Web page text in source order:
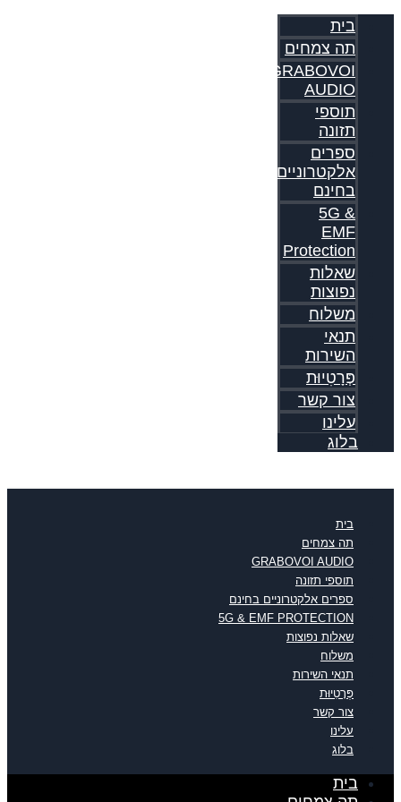
בית
תה צמחים
GRABOVOI
AUDIO
תוספי
תזונה
ספרים
אלקטרוניים
בחינם
5G &
EMF
Protection
שאלות
נפוצות
משלוח
תנאי
השירות
פְּרָטִיוּת
צור קשר
עלינו
בלוג
בית
תה צמחים
GRABOVOI AUDIO
תוספי תזונה
ספרים אלקטרוניים בחינם
5G & EMF PROTECTION
שאלות נפוצות
משלוח
תנאי השירות
פְּרָטִיוּת
צור קשר
עלינו
בלוג
בית